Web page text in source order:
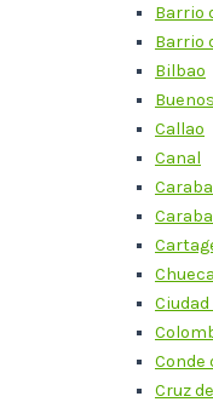
Barrio
Barrio
Bilbao
Callao
Canal
Chueca
Conde
Cruz